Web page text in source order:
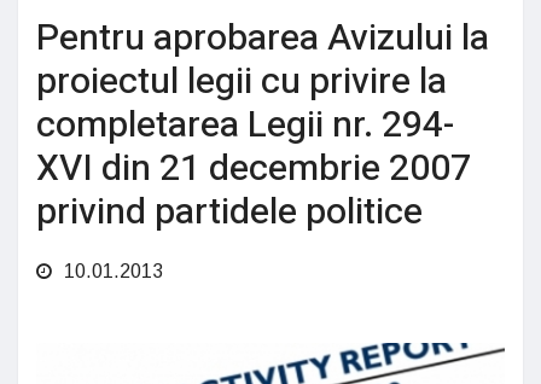
Pentru aprobarea Avizului la
proiectul legii cu privire la
completarea Legii nr. 294-
XVI din 21 decembrie 2007
privind partidele politice
10.01.2013